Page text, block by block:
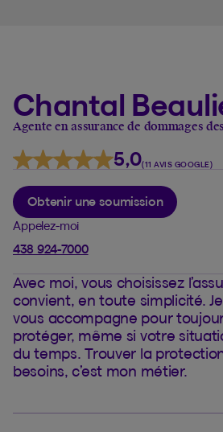
Chantal
Agente en assurance de dommages
5,0(11 AVIS GOOGLE)
Appelez-moi
438 924-7000
Obtenir une soumission
Avec moi, vous choisissez
convient, en toute simplicité.
vous accompagne pour
protéger, même si votre
du temps. Trouver la
besoins, c’est mon métier.